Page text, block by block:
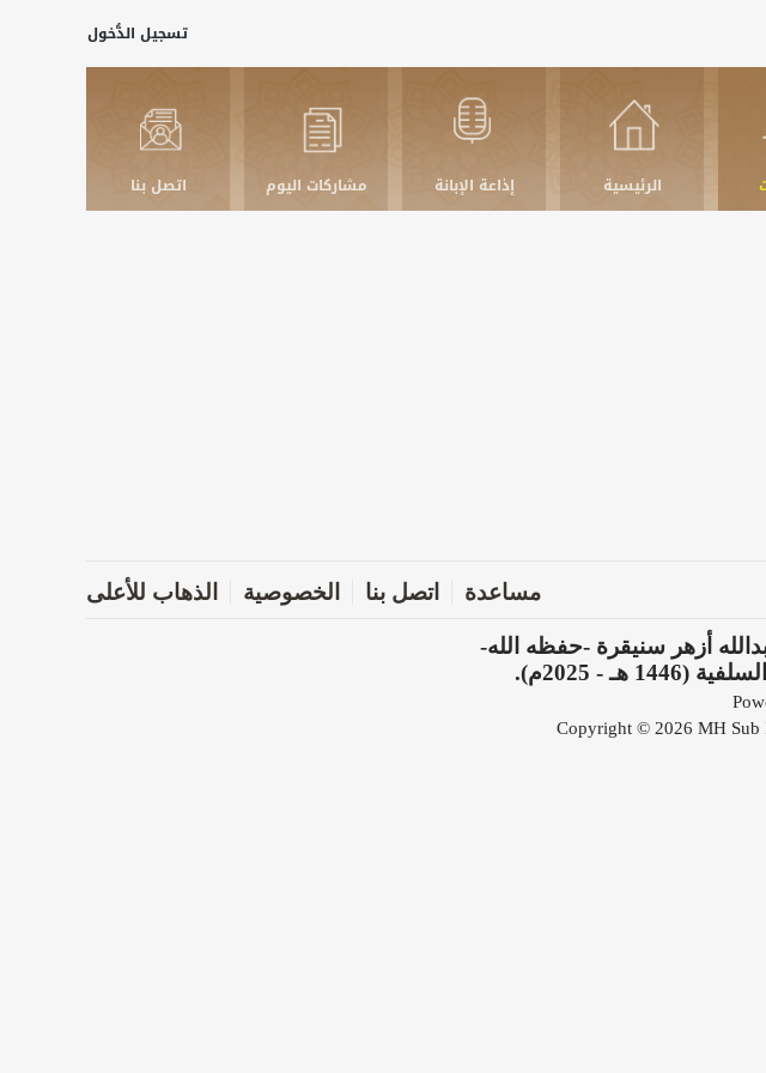
تسجيل الدُّخول
الرئيسية إذاعة الإبانة مشاركات اليوم اتصل بنا
مساعدة اتصل بنا الخصوصية الذهاب للأعلى
أزهر سنيقرة -حفظه الله-
هـ - 2025م).
Copyright © 2026 MH Sub